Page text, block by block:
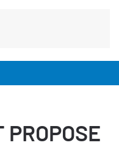
PROPOSE